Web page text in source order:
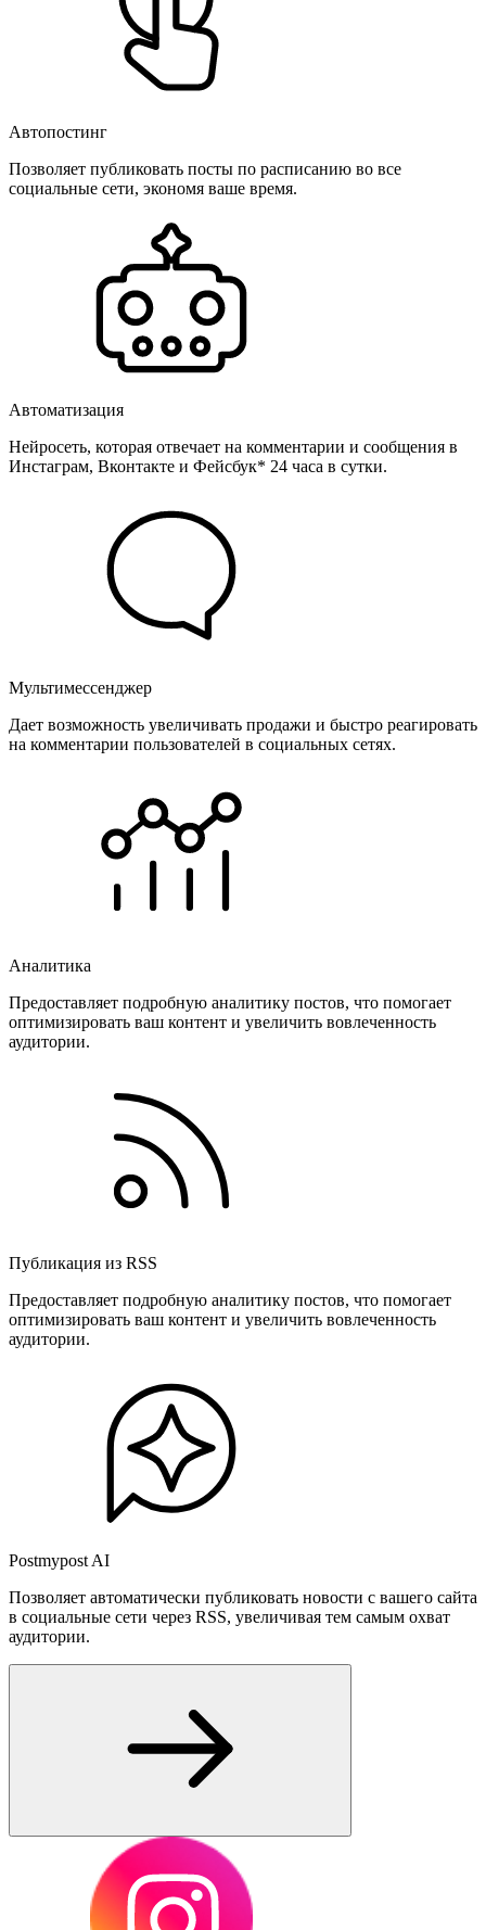
Автопостинг
Позволяет публиковать посты по расписанию во все
социальные сети, экономя ваше время.
Автоматизация
Нейросеть, которая отвечает на комментарии и сообщения в
Инстаграм, Вконтакте и Фейсбук* 24 часа в сутки.
Мультимессенджер
Дает возможность увеличивать продажи и быстро реагировать
на комментарии пользователей в социальных сетях.
Аналитика
Предоставляет подробную аналитику постов, что помогает
оптимизировать ваш контент и увеличить вовлеченность
аудитории.
Публикация из RSS
Предоставляет подробную аналитику постов, что помогает
оптимизировать ваш контент и увеличить вовлеченность
аудитории.
Postmypost AI
Позволяет автоматически публиковать новости с вашего сайта
в социальные сети через RSS, увеличивая тем самым охват
аудитории.